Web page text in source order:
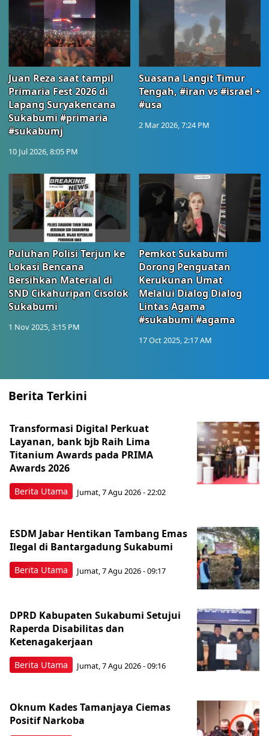
Juan Reza saat tampil
Primaria Fest 2026 di
Lapang Suryakencana
Sukabumi #primaria
#sukabumj
10 Jul 2026, 8:05 PM
Suasana Langit Timur
Tengah, #iran vs #israel +
#usa
2 Mar 2026, 7:24 PM
Puluhan Polisi Terjun ke
Lokasi Bencana
Bersihkan Material di
SND Cikahuripan Cisolok
Sukabumi
1 Nov 2025, 3:15 PM
Pemkot Sukabumi
Dorong Penguatan
Kerukunan Umat
Melalui Dialog Dialog
Lintas Agama
#sukabumi #agama
17 Oct 2025, 2:17 AM
Berita Terkini
Berita Utama
Transformasi Digital Perkuat
Layanan, bank bjb Raih Lima
Titanium Awards pada PRIMA
Awards 2026
Jumat, 7 Agu 2026 - 22:02
Berita Utama
ESDM Jabar Hentikan Tambang Emas
Ilegal di Bantargadung Sukabumi
Jumat, 7 Agu 2026 - 09:17
Berita Utama
DPRD Kabupaten Sukabumi Setujui
Raperda Disabilitas dan
Ketenagakerjaan
Jumat, 7 Agu 2026 - 09:16
Oknum Kades Tamanjaya Ciemas
Positif Narkoba